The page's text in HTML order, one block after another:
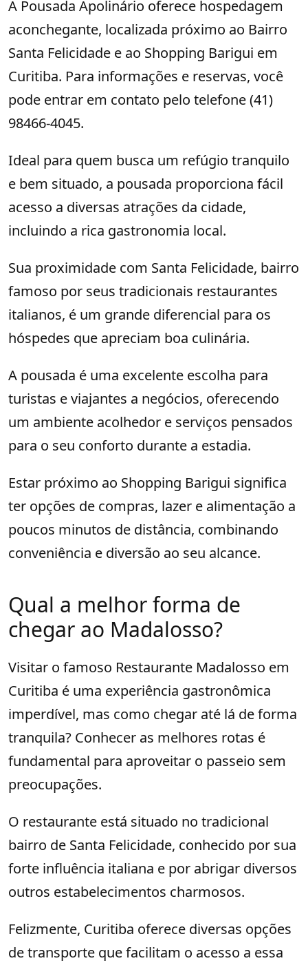
A Pousada Apolinário oferece hospedagem
aconchegante, localizada próximo ao Bairro
Santa Felicidade e ao Shopping Barigui em
Curitiba. Para informações e reservas, você
pode entrar em contato pelo telefone (41)
98466-4045.
Ideal para quem busca um refúgio tranquilo
e bem situado, a pousada proporciona fácil
acesso a diversas atrações da cidade,
incluindo a rica gastronomia local.
Sua proximidade com Santa Felicidade, bairro
famoso por seus tradicionais restaurantes
italianos, é um grande diferencial para os
hóspedes que apreciam boa culinária.
A pousada é uma excelente escolha para
turistas e viajantes a negócios, oferecendo
um ambiente acolhedor e serviços pensados
para o seu conforto durante a estadia.
Estar próximo ao Shopping Barigui significa
ter opções de compras, lazer e alimentação a
poucos minutos de distância, combinando
conveniência e diversão ao seu alcance.
Qual a melhor forma de
chegar ao Madalosso?
Visitar o famoso Restaurante Madalosso em
Curitiba é uma experiência gastronômica
imperdível, mas como chegar até lá de forma
tranquila? Conhecer as melhores rotas é
fundamental para aproveitar o passeio sem
preocupações.
O restaurante está situado no tradicional
bairro de Santa Felicidade, conhecido por sua
forte influência italiana e por abrigar diversos
outros estabelecimentos charmosos.
Felizmente, Curitiba oferece diversas opções
de transporte que facilitam o acesso a essa